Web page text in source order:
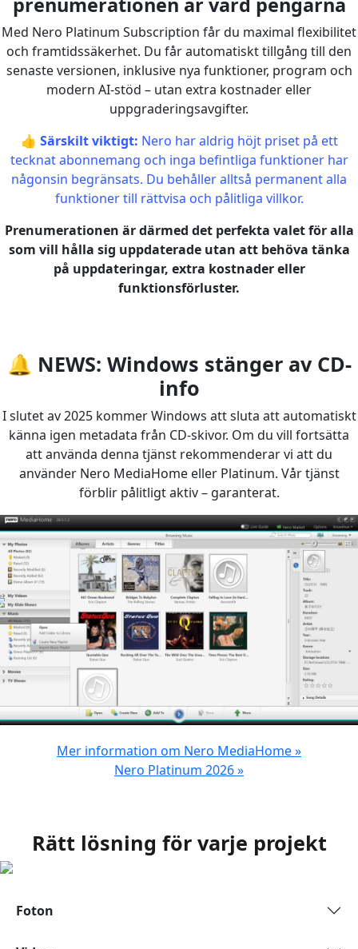
Med Nero Platinum Subscription får du maximal flexibilitet
och framtidssäkerhet. Du får automatiskt tillgång till den
senaste versionen, inklusive nya funktioner, program och
modern AI-stöd – utan extra kostnader eller
uppgraderingsavgifter.
👍 Särskilt viktigt: Nero har aldrig höjt priset på ett
tecknat abonnemang och inga befintliga funktioner har
någonsin begränsats. Du behåller alltså permanent alla
funktioner till rättvisa och pålitliga villkor.
Prenumerationen är därmed det perfekta valet för alla
som vill hålla sig uppdaterade utan att behöva tänka
på uppdateringar, extra kostnader eller
funktionsförluster.
🔔 NEWS: Windows stänger av CD-
info
I slutet av 2025 kommer Windows att sluta att automatiskt
känna igen metadata från CD-skivor. Om du vill fortsätta
att använda denna tjänst rekommenderar vi att du
använder Nero MediaHome eller Platinum. Vår tjänst
förblir pålitligt aktiv – garanterat.
Mer information om Nero MediaHome »
Nero Platinum 2026 »
Rätt lösning för varje projekt
Foton